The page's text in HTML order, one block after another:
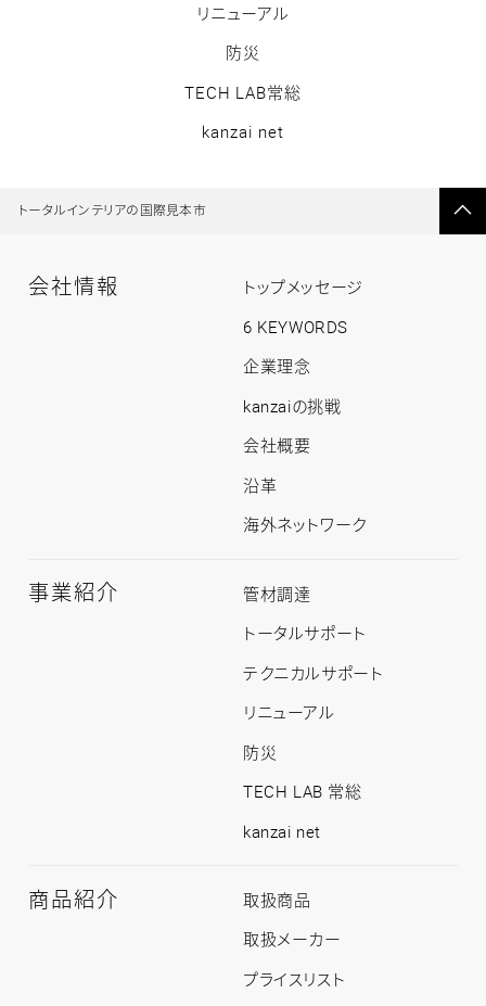
リニューアル
防災
TECH LAB常総
kanzai net
トータルインテリアの国際見本市
先
会社情報 会
情
報
ッ
トップメッセージ
6 KEYWORDS
企業理念
kanzaiの挑戦
会社概要
沿革
海外ネットワーク
事業紹介 事
業
紹
介
ッ
管材調達
トータルサポート
テクニカルサポート
リニューアル
防災
TECH LAB 常総
kanzai net
商品紹介 商
品
紹
介
ッ
取扱商品
取扱メーカー
プライスリスト